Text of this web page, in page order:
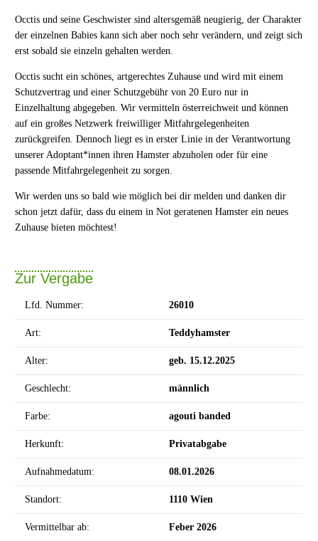
Occtis und seine Geschwister sind altersgemäß neugierig, der Charakter
der einzelnen Babies kann sich aber noch sehr verändern, und zeigt sich
erst sobald sie einzeln gehalten werden.
Occtis sucht ein schönes, artgerechtes Zuhause und wird mit einem
Schutzvertrag und einer Schutzgebühr von 20 Euro nur in
Einzelhaltung abgegeben. Wir vermitteln österreichweit und können
auf ein großes Netzwerk freiwilliger Mitfahrgelegenheiten
zurückgreifen. Dennoch liegt es in erster Linie in der Verantwortung
unserer Adoptant*innen ihren Hamster abzuholen oder für eine
passende Mitfahrgelegenheit zu sorgen.
Wir werden uns so bald wie möglich bei dir melden und danken dir
schon jetzt dafür, dass du einem in Not geratenen Hamster ein neues
Zuhause bieten möchtest!
Zur Vergabe
Lfd. Nummer: 26010
Art: Teddyhamster
Alter: geb. 15.12.2025
Geschlecht: männlich
Farbe: agouti banded
Herkunft: Privatabgabe
Aufnahmedatum: 08.01.2026
Standort: 1110 Wien
Vermittelbar ab: Feber 2026